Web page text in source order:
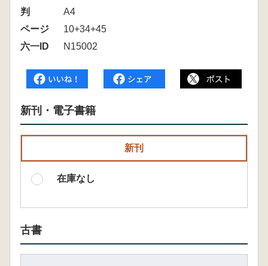
判
A4
ページ
10+34+45
六一ID
N15002
新刊・電子書籍
新刊
在庫なし
古書